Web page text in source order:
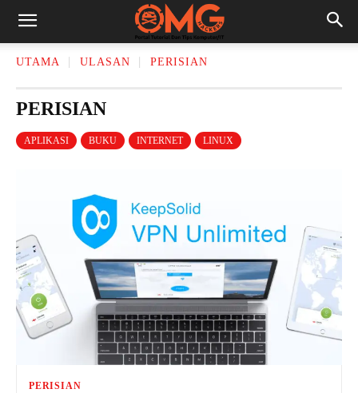
UTAMA ULASAN PERISIAN
PERISIAN
APLIKASI BUKU INTERNET LINUX
PERISIAN